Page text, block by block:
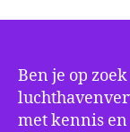
Ben je op
met kennis